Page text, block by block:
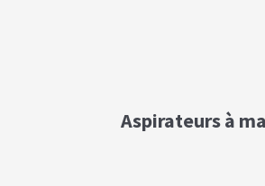
Aspirateurs à